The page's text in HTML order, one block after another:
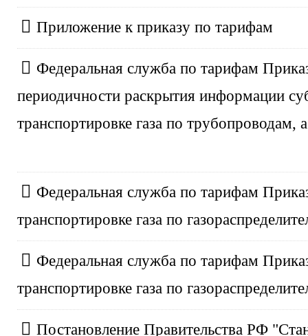
Приложение к приказу по тарифам
Федеральная служба по тарифам
периодичности раскрытия информации
транспортировке газа по
Федеральная служба по тарифам
транспортировке газа по
Федеральная служба по тарифам
транспортировке газа по
Постановление Правительства РФ